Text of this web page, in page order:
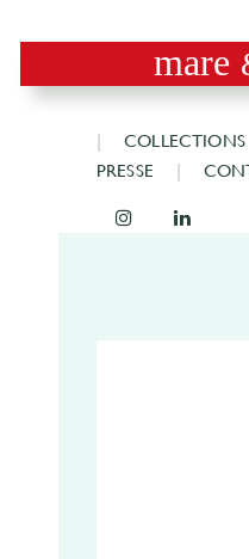
mare
COLLECTIONS
PRESSE